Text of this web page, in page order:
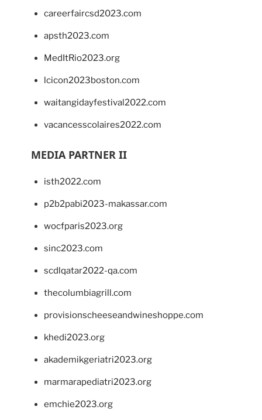
careerfaircsd2023.com
apsth2023.com
MedItRio2023.org
lcicon2023boston.com
waitangidayfestival2022.com
vacancesscolaires2022.com
MEDIA PARTNER II
isth2022.com
p2b2pabi2023-makassar.com
wocfparis2023.org
sinc2023.com
scdlqatar2022-qa.com
thecolumbiagrill.com
provisionscheeseandwineshoppe.com
khedi2023.org
akademikgeriatri2023.org
marmarapediatri2023.org
emchie2023.org